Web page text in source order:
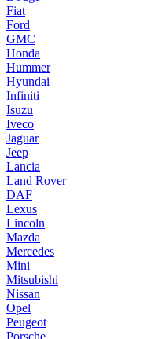
Fiat
Ford
GMC
Honda
Hummer
Hyundai
Infiniti
Isuzu
Iveco
Jaguar
Jeep
Lancia
Land Rover
DAF
Lexus
Lincoln
Mazda
Mercedes
Mini
Mitsubishi
Nissan
Opel
Peugeot
Porsche